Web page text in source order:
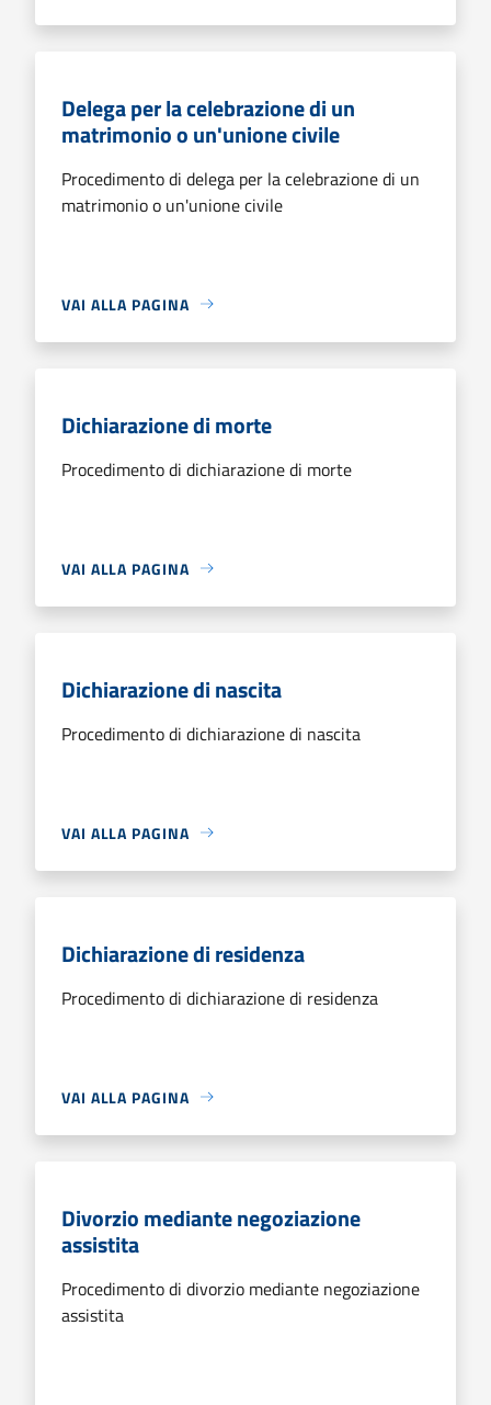
Delega per la celebrazione di un
matrimonio o un'unione civile
Procedimento di delega per la celebrazione di un
matrimonio o un'unione civile
VAI ALLA PAGINA
Dichiarazione di morte
Procedimento di dichiarazione di morte
VAI ALLA PAGINA
Dichiarazione di nascita
Procedimento di dichiarazione di nascita
VAI ALLA PAGINA
Dichiarazione di residenza
Procedimento di dichiarazione di residenza
VAI ALLA PAGINA
Divorzio mediante negoziazione
assistita
Procedimento di divorzio mediante negoziazione
assistita